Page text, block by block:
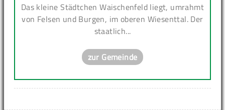
Das kleine Städtchen Waischenfeld liegt, umrahmt
von Felsen und Burgen, im oberen Wiesenttal. Der
staatlich...
zur Gemeinde